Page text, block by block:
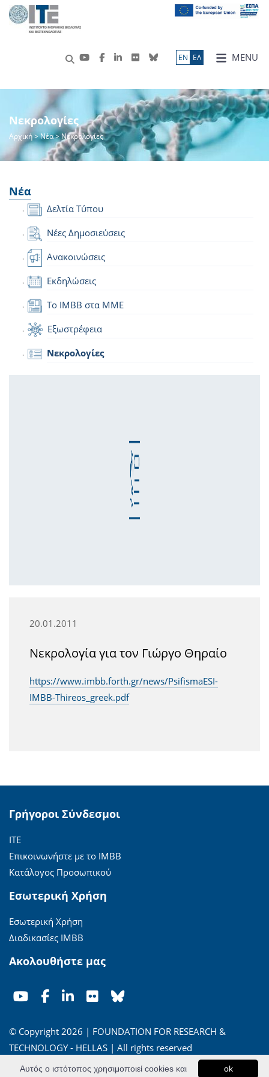
MENU
ΕN ΕΛ
Νεκρολογίες
Αρχική>Νέα> Νεκρολογίες
Νέα
Δελτία Τύπου
Νέες Δημοσιεύσεις
Ανακοινώσεις
Εκδηλώσεις
Το IMBB στα ΜΜΕ
Εξωστρέφεια
Νεκρολογίες
20.01.2011
Νεκρολογία για τον Γιώργο Θηραίο
https://www.imbb.forth.gr/news/PsifismaESI-
IMBB-Thireos_greek.pdf
Γρήγοροι Σύνδεσμοι
ΙΤΕ
Επικοινωνήστε με το ΙΜΒΒ
Κατάλογος Προσωπικού
Εσωτερική Χρήση
Εσωτερική Χρήση
Διαδικασίες ΙΜΒΒ
Ακολουθήστε μας
© Copyright 2026 | FOUNDATION FOR RESEARCH &
TECHNOLOGY - HELLAS | All rights reserved
'Οροι Χρήσης|Πολιτική Απορρήτου ok
Αυτός ο ιστότοπος χρησιμοποιεί cookies και